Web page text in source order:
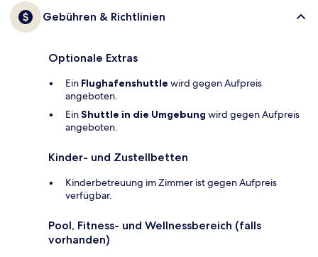
Gebühren & Richtlinien
Optionale Extras
Ein Flughafenshuttle wird gegen Aufpreis
angeboten.
EinShuttle in die Umgebung wird gegen Aufpreis
angeboten.
Kinder- und Zustellbetten
Kinderbetreuung im Zimmer ist gegen Aufpreis
verfügbar.
Pool, Fitness- und Wellnessbereich (falls
vorhanden)